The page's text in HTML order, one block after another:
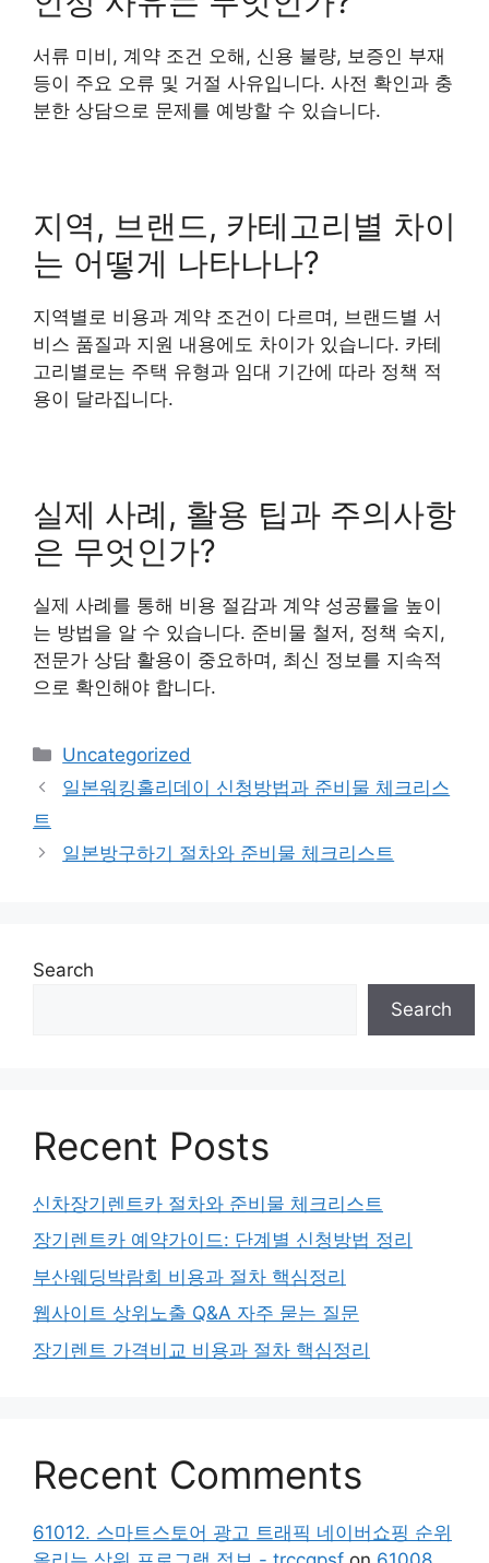
서류 미비, 계약 조건 오해, 신용 불량, 보증인 부재
등이 주요 오류 및 거절 사유입니다. 사전 확인과 충
분한 상담으로 문제를 예방할 수 있습니다.
지역, 브랜드, 카테고리별 차이
는 어떻게 나타나나?
지역별로 비용과 계약 조건이 다르며, 브랜드별 서
비스 품질과 지원 내용에도 차이가 있습니다. 카테
고리별로는 주택 유형과 임대 기간에 따라 정책 적
용이 달라집니다.
실제 사례, 활용 팁과 주의사항
은 무엇인가?
실제 사례를 통해 비용 절감과 계약 성공률을 높이
는 방법을 알 수 있습니다. 준비물 철저, 정책 숙지,
전문가 상담 활용이 중요하며, 최신 정보를 지속적
으로 확인해야 합니다.
Categories
Uncategorized
일본워킹홀리데이 신청방법과 준비물 체크리스
트
일본방구하기 절차와 준비물 체크리스트
Search
Search
Recent Posts
신차장기렌트카 절차와 준비물 체크리스트
장기렌트카 예약가이드: 단계별 신청방법 정리
부산웨딩박람회 비용과 절차 핵심정리
웹사이트 상위노출 Q&A 자주 묻는 질문
장기렌트 가격비교 비용과 절차 핵심정리
Recent Comments
61012. 스마트스토어 광고 트래픽 네이버쇼핑 순위